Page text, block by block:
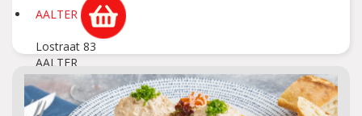
AALTER
Lostraat 83
AALTER
AARSCHOT